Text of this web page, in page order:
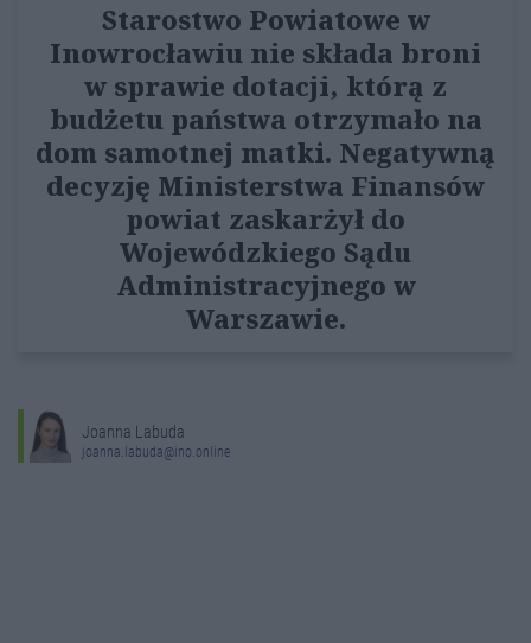
Starostwo Powiatowe w
Inowrocławiu nie składa broni
w sprawie dotacji, którą z
budżetu państwa otrzymało na
dom samotnej matki. Negatywną
decyzję Ministerstwa Finansów
powiat zaskarżył do
Wojewódzkiego Sądu
Administracyjnego w
Warszawie.
Joanna Labuda
joanna.labuda@ino.online